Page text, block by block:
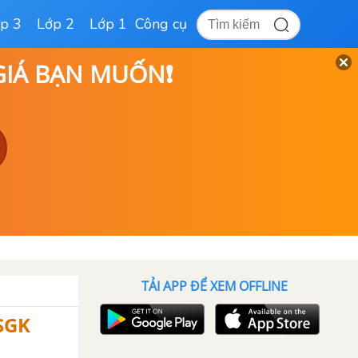
3 Lớp 2 Lớp 1 Công cụ
BẠN MUỐN❗
TẢI APP ĐỂ XEM OFFLINE